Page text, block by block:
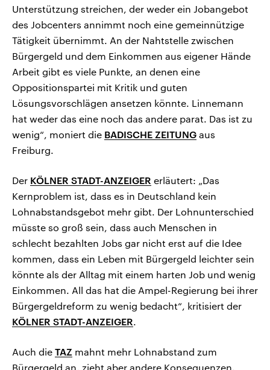
Unterstützung streichen, der weder ein Jobangebot
des Jobcenters annimmt noch eine gemeinnützige
Tätigkeit übernimmt. An der Nahtstelle zwischen
Bürgergeld und dem Einkommen aus eigener Hände
Arbeit gibt es viele Punkte, an denen eine
Oppositionspartei mit Kritik und guten
Lösungsvorschlägen ansetzen könnte. Linnemann
hat weder das eine noch das andere parat. Das ist zu
wenig“, moniert die BADISCHE ZEITUNG aus
Freiburg.
Der KÖLNER STADT-ANZEIGER erläutert: „Das
Kernproblem ist, dass es in Deutschland kein
Lohnabstandsgebot mehr gibt. Der Lohnunterschied
müsste so groß sein, dass auch Menschen in
schlecht bezahlten Jobs gar nicht erst auf die Idee
kommen, dass ein Leben mit Bürgergeld leichter sein
könnte als der Alltag mit einem harten Job und wenig
Einkommen. All das hat die Ampel-Regierung bei ihrer
Bürgergeldreform zu wenig bedacht“, kritisiert der
KÖLNER STADT-ANZEIGER.
Auch die TAZ mahnt mehr Lohnabstand zum
Bürgergeld an, zieht aber andere Konsequenzen.